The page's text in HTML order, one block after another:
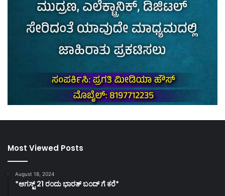
Most Viewed Posts
August 18, 2024
*ಆಗಸ್ಟ್ 21 ರಂದು ಭಾರತ್‌ ಬಂದ್‌ ಗೆ ಕರೆ*